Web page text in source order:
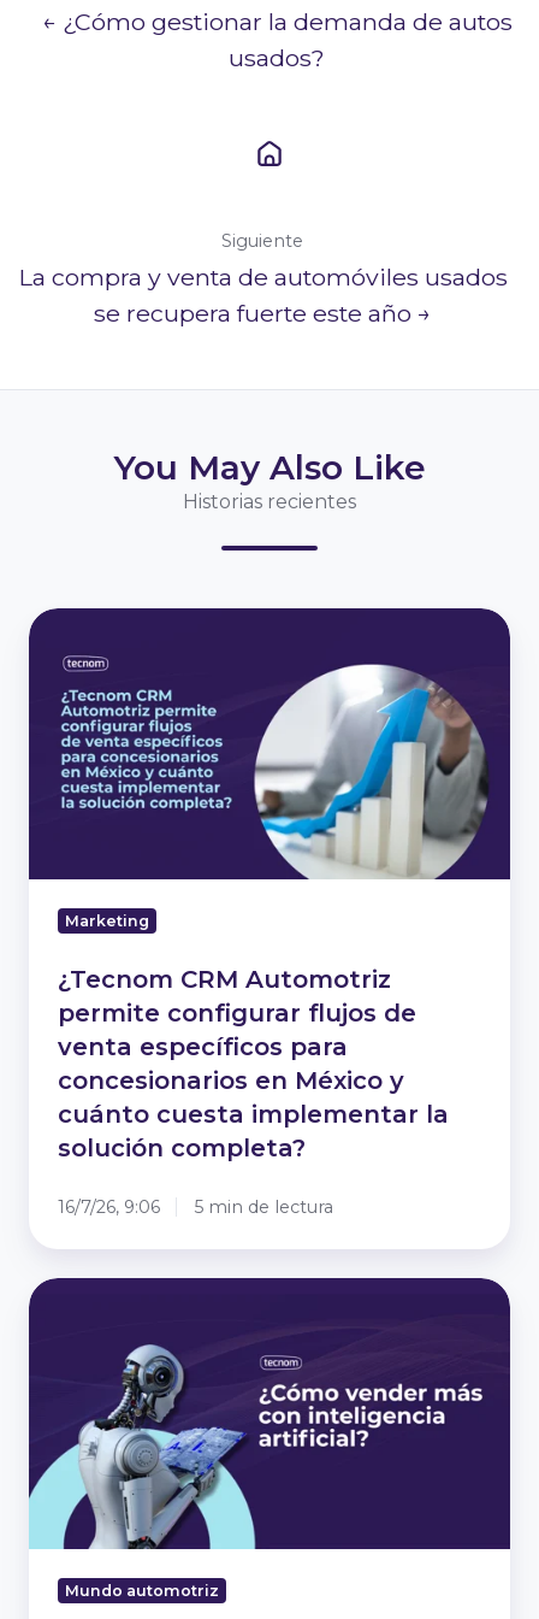
← ¿Cómo gestionar la demanda de autos
usados?
Siguiente
La compra y venta de automóviles usados
se recupera fuerte este año →
You May Also Like
Historias recientes
¿Tecnom
CRM
permite
configurar
flujos
para
concesionarios
México
cuánto
cuesta
implementar
solución
Marketing
¿Tecnom CRM Automotriz
permite configurar flujos de
venta específicos para
concesionarios en México y
cuánto cuesta implementar la
solución completa?
16/7/26, 9:06 5 min de lectura
¿Cómo
inteligencia
artificial?
Mundo automotriz